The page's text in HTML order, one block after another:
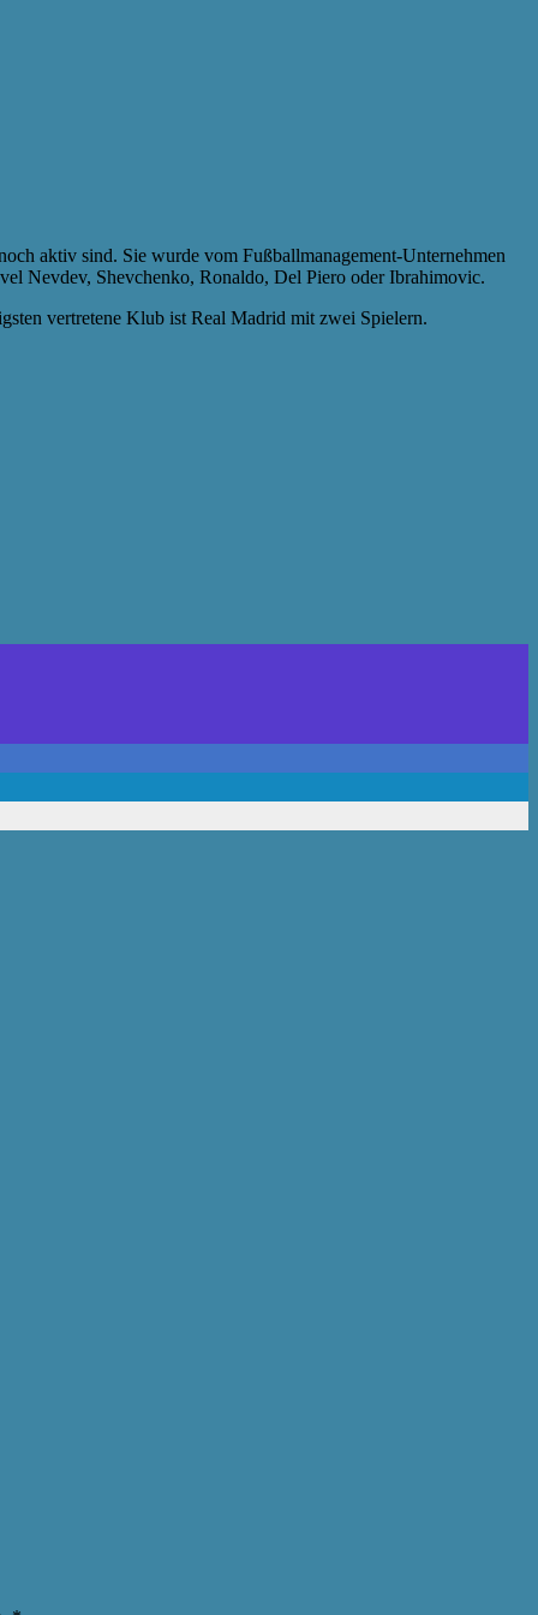
aktiv sind. Sie wurde vom Fußballmanagement-Unternehmen
Nevdev, Shevchenko, Ronaldo, Del Piero oder Ibrahimovic.
vertretene Klub ist Real Madrid mit zwei Spielern.